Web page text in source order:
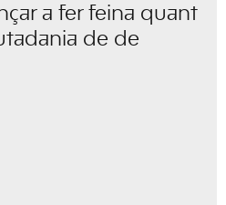
a fer feina quant
de de